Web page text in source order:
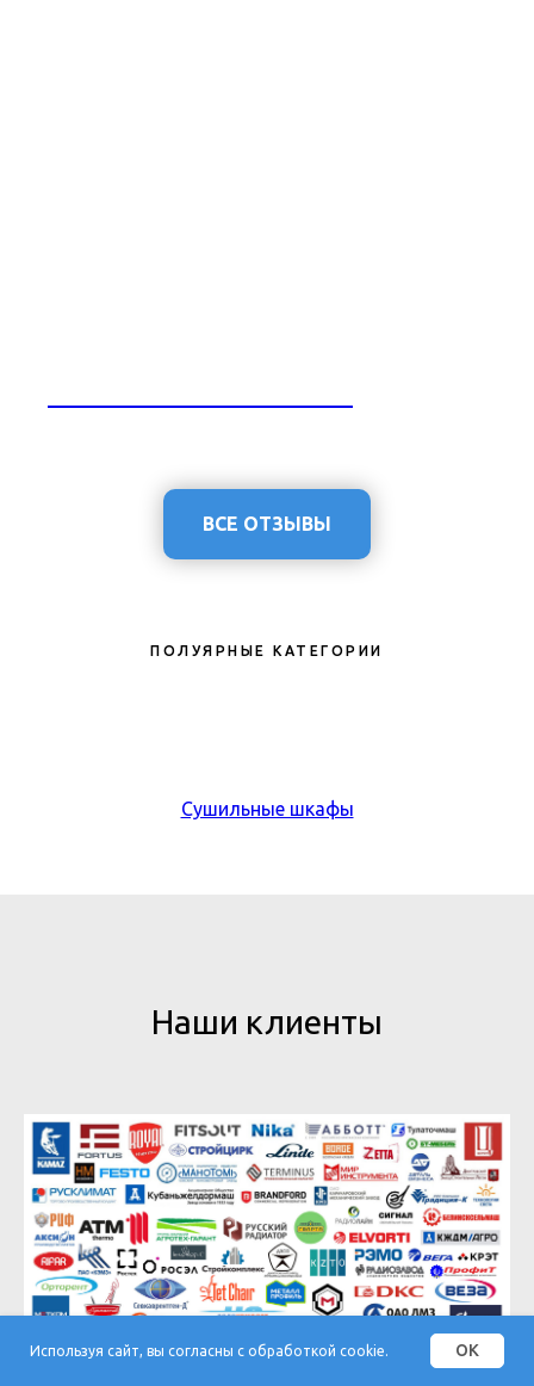
ВСЕ ОТЗЫВЫ
ПОЛУЯРНЫЕ КАТЕГОРИИ
Сушильные шкафы
Наши клиенты
Используя сайт, вы согласны с обработкой cookie. OK